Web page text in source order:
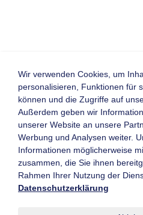
Zurück
Homepage Visitenkarte
Kontaktformular
Newsletter
Archiv
Messen & Veranstaltungen
Wir verwenden Cookies, um
personalisieren, Funktionen für
können und die Zugriffe auf
Außerdem geben wir
unserer Website an unsere
Werbung und Analysen weiter.
Informationen möglicherweise
zusammen, die Sie ihnen
Rahmen Ihrer Nutzung der
Datenschutzerklärung